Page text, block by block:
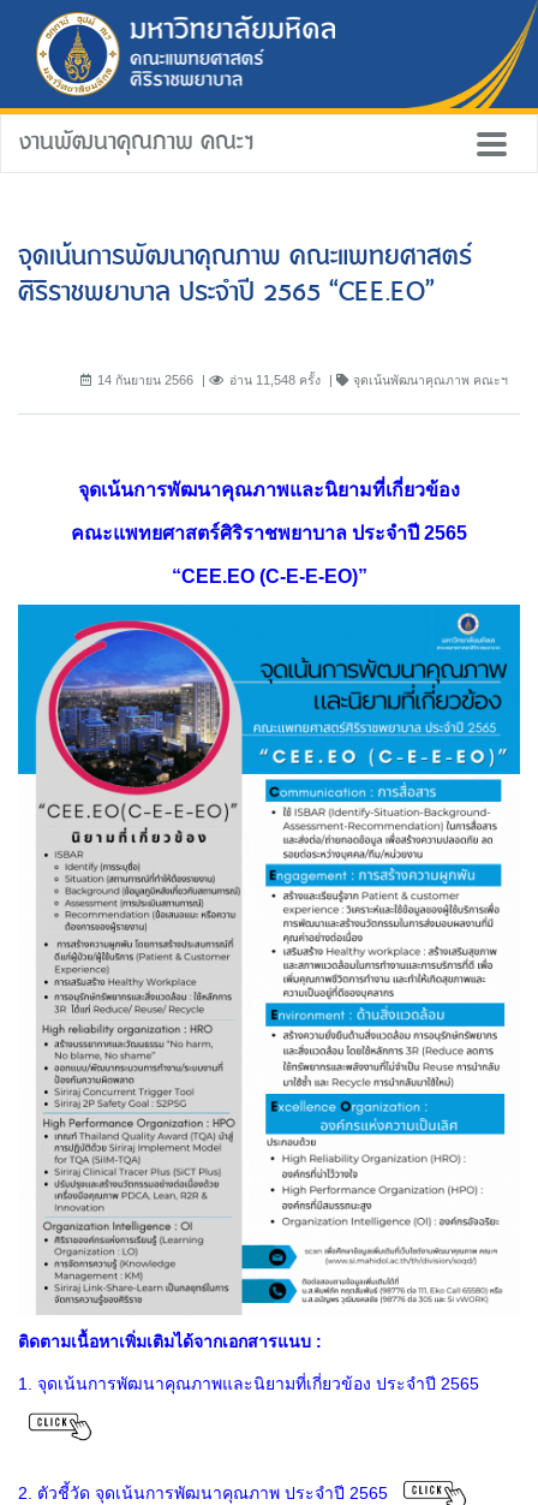
งานพัฒนาคุณภาพ คณะฯ
จุดเน้นการพัฒนาคุณภาพ คณะแพทยศาสตร์
ศิริราชพยาบาล ประจำปี 2565 “CEE.EO”
14 กันยายน 2566 อ่าน 11,548 ครั้ง จุดเน้นพัฒนาคุณภาพ คณะฯ
จุดเน้นการพัฒนาคุณภาพและนิยามที่เกี่ยวข้อง
คณะแพทยศาสตร์ศิริราชพยาบาล ประจำปี 2565
“CEE.EO (C-E-E-EO)”
ติดตามเนื้อหาเพิ่มเติมได้จากเอกสารแนบ :
1. จุดเน้นการพัฒนาคุณภาพและนิยามที่เกี่ยวข้อง ประจำปี 2565
2. ตัวชี้วัด จุดเน้นการพัฒนาคุณภาพ ประจำปี 2565